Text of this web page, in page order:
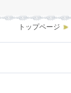
トップページ